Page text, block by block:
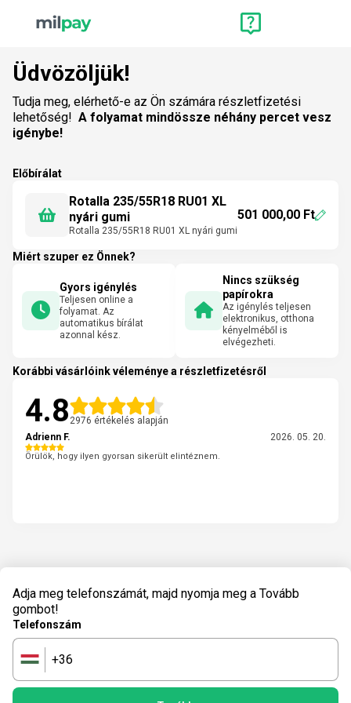
Üdvözöljük!
Tudja meg, elérhető-e az Ön számára részletfizetési
lehetőség! A folyamat mindössze néhány percet vesz
igénybe!
Előbírálat
Rotalla 235/55R18 RU01 XL
nyári gumi
Rotalla 235/55R18 RU01 XL nyári gumi
501 000,00 Ft
Miért szuper ez Önnek?
Gyors igénylés
Teljesen online a
folyamat. Az
automatikus bírálat
azonnal kész.
Nincs szükség
papírokra
Az igénylés teljesen
elektronikus, otthona
kényelméből is
elvégezheti.
Korábbi vásárlóink véleménye a részletfizetésről
4.8 2976 értékelés alapján
Adrienn F.
2026. 05. 20.
Örülök, hogy ilyen gyorsan sikerült elintéznem.
Adja meg telefonszámát, majd nyomja meg a Tovább
gombot!
Telefonszám
🇭🇺 +36